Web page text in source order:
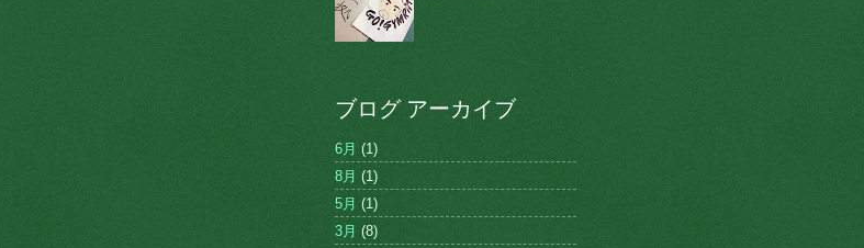
ブログ アーカイブ
6月 (1)
8月 (1)
5月 (1)
3月 (8)